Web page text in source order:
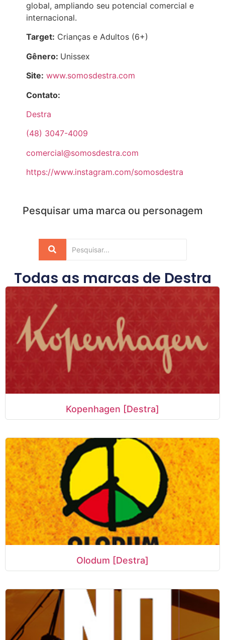
global, ampliando seu potencial comercial e
internacional.
Target: Crianças e Adultos (6+)
Gênero: Unissex
Site: www.somosdestra.com
Contato:
Destra
(48) 3047-4009
comercial@somosdestra.com
https://www.instagram.com/somosdestra
Pesquisar uma marca ou personagem
Todas as marcas de Destra
Kopenhagen [Destra]
Olodum [Destra]